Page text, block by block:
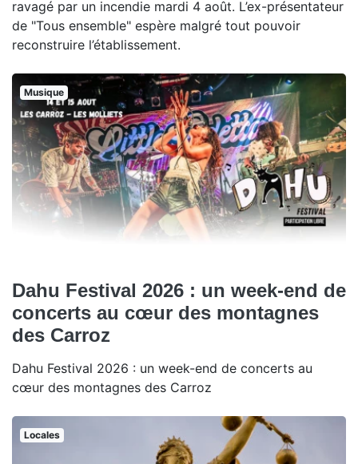
ravagé par un incendie mardi 4 août. L’ex-présentateur
de "Tous ensemble" espère malgré tout pouvoir
reconstruire l’établissement.
Musique
Dahu Festival 2026 : un week-end de
concerts au cœur des montagnes
des Carroz
Dahu Festival 2026 : un week-end de concerts au
cœur des montagnes des Carroz
Locales